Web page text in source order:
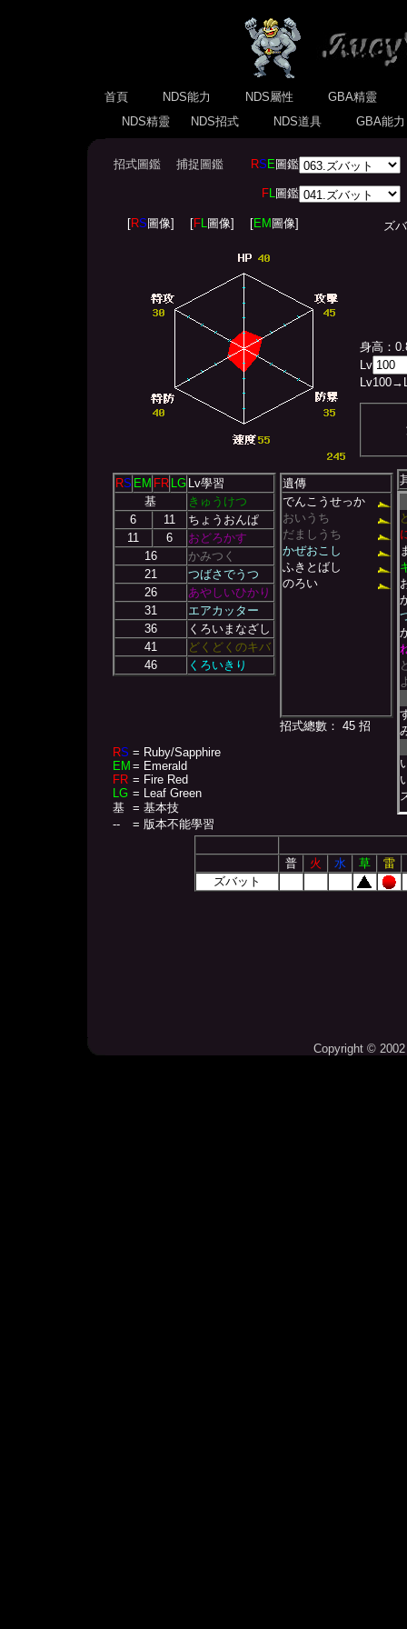
首頁 NDS能力 NDS屬性
GBA精靈
NDS精靈
NDS招式 NDS道具 GBA能
招式圖鑑 捕捉圖鑑 RS E圖鑑
FL圖鑑
[RS 圖像] [FL圖像] [EM 圖像] ズバ
身高：
Lv
Lv100
RS EM FR LG Lv學習
基
きゅうけつ
6
11
ちょうおんぱ
11
6
おどろかす
16
かみつく
21
つばさでうつ
26
あやしいひかり
31
エアカッター
36
くろいまなざし
41
どくどくのキバ
46
くろいきり
RS = Ruby/Sapphire
EM = Emerald
FR = Fire Red
LG = Leaf Green
基
= 基本技
--
= 版本不能學習
遺傳
でんこうせっか
おいうち
だましうち
かぜおこし
ふきとばし
のろい
招式總數： 45 招
普 火 水 草
雷
ズバット
Copyright ©